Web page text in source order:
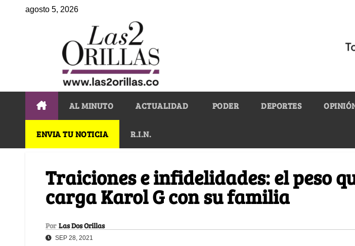
agosto 5, 2026
AL MINUTO ACTUALIDAD PODER DEPORTES
ENVIA TU NOTICIA R.I.N.
Traiciones e infidelidades: el peso
carga Karol G con su familia
Por Las Dos Orillas
SEP 28, 2021